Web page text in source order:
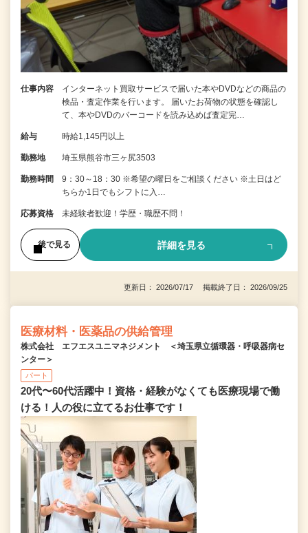
仕事内容
インターネット買取サービスで届いた本やDVDなどの商品の
検品・査定作業を行います。 届いたお荷物の状態を確認し
て、本やDVDのバーコードを読み込めば査定完…
給与 時給1,145円以上
勤務地 埼玉県熊谷市三ヶ尻3503
勤務時間
9：30～18：30 ※希望の曜日をご相談ください ※土日はど
ちらか1日でもシフトに入…
応募資格 未経験者歓迎！学歴・職歴不問！
後で見る 詳細を見る
更新日： 2026/07/17 掲載終了日： 2026/09/25
医療材料・医薬品の供給管理
株式会社 エフエスユニマネジメント ＜埼玉県立循環器・呼吸器病セ
ンター＞
パート
20代〜60代活躍中！資格・経験がなくても医療現場で働
ける！人の役に立てるお仕事です！